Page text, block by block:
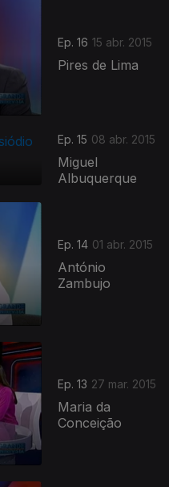
Ep. 16 15 abr. 2015
Pires de Lima
Ep. 15 08 abr. 2015
Miguel
Albuquerque
Ep. 14 01 abr. 2015
António
Zambujo
Ep. 13 27 mar. 2015
Maria da
Conceição